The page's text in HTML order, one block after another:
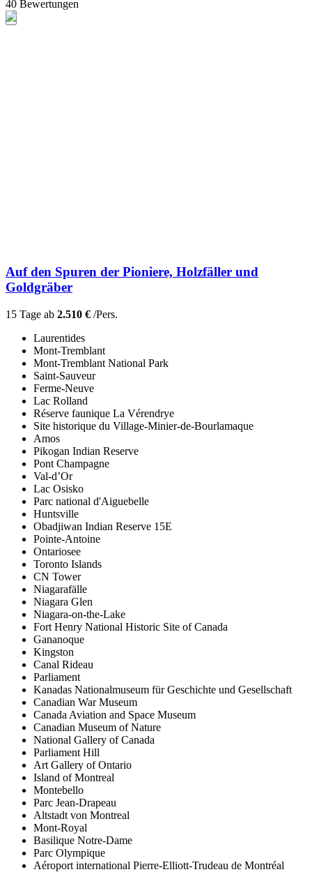
40 Bewertungen
Auf den Spuren der Pioniere, Holzfäller und
Goldgräber
15 Tage ab 2.510 € /Pers.
Laurentides
Mont-Tremblant
Mont-Tremblant National Park
Saint-Sauveur
Ferme-Neuve
Lac Rolland
Réserve faunique La Vérendrye
Site historique du Village-Minier-de-Bourlamaque
Amos
Pikogan Indian Reserve
Pont Champagne
Val-d’Or
Lac Osisko
Parc national d'Aiguebelle
Huntsville
Obadjiwan Indian Reserve 15E
Pointe-Antoine
Ontariosee
Toronto Islands
CN Tower
Niagarafälle
Niagara Glen
Niagara-on-the-Lake
Fort Henry National Historic Site of Canada
Gananoque
Kingston
Canal Rideau
Parliament
Kanadas Nationalmuseum für Geschichte und Gesellschaft
Canadian War Museum
Canada Aviation and Space Museum
Canadian Museum of Nature
National Gallery of Canada
Parliament Hill
Art Gallery of Ontario
Island of Montreal
Montebello
Parc Jean-Drapeau
Altstadt von Montreal
Mont-Royal
Basilique Notre-Dame
Parc Olympique
Aéroport international Pierre-Elliott-Trudeau de Montréal